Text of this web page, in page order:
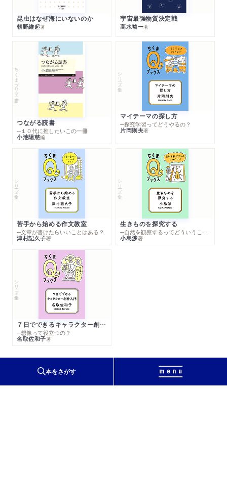
本をさがす
昆虫はなぜ海にいないのか
朝野維起著
宇宙最強物質決定戦
高水裕一著
ちくまプリマー新書
つながる読書
─１０代に推したいこの一冊
小池陽慈編
シリーズ・全集
マイテーマの探し方
─探究学習ってどうやるの？
片岡則夫著
シリーズ・全集
苦手から始める作文教室
─文章が書けたらいいことはある？
津村記久子著
シリーズ・全集
生きものを探究する
─自然を観察するってどういうこと？
小島渉著
シリーズ・全集
７日でできるキャラクター創作入門
─想像って役立つの？
名取佐和子著